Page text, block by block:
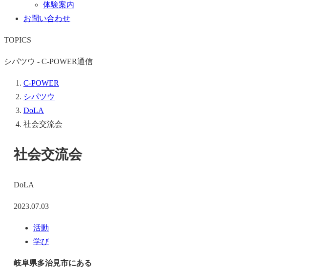
体験案内
お問い合わせ
TOPICS
シパツウ - C-POWER通信
C-POWER
シパツウ
DoLA
社会交流会
社会交流会
DoLA
2023.07.03
活動
学び
岐阜県多治見市にある